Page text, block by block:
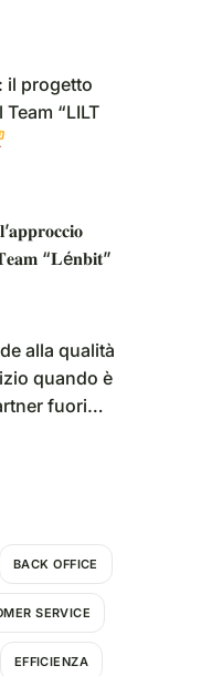
il progetto
“LILT
𝐓𝐞𝐚𝐦 “𝐋é𝐧𝐛𝐢𝐭”
alla qualità
quando è
fuori
BACK OFFICE
SERVICE
EFFICIENZA